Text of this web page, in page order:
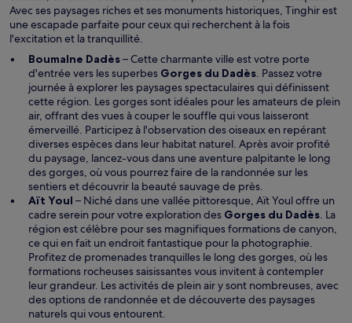
l
l
e
n
ê
t
r
e
Avec ses paysages riches et ses monuments historiques, Tinghir est
une escapade parfaite pour ceux qui recherchent à la fois
l'excitation et la tranquillité.
Boumalne Dadès– Cette charmante ville est votre porte
d'entrée vers les superbes Gorges du DadèsS
’
o
u
v
r
e
d
a
n
s
u
n
e
n
o
u
. Passez votre
journée à explorer les paysages spectaculaires qui définissent
cette région. Les gorges sont idéales pour les amateurs de plein
air, offrant des vues à couper le souffle qui vous laisseront
émerveillé. Participez à l'observation des oiseaux en repérant
diverses espèces dans leur habitat naturel. Après avoir profité
du paysage, lancez-vous dans une aventure palpitante le long
des gorges, où vous pourrez faire de la randonnée sur les
sentiers et découvrir la beauté sauvage de près.
Aït Youl – Niché dans une vallée pittoresque, Aït Youl offre un
cadre serein pour votre exploration des Gorges du DadèsS
’
u
v
r
. La
région est célèbre pour ses magnifiques formations de canyon,
ce qui en fait un endroit fantastique pour la photographie.
Profitez de promenades tranquilles le long des gorges, où les
formations rocheuses saisissantes vous invitent à contempler
leur grandeur. Les activités de plein air y sont nombreuses, avec
des options de randonnée et de découverte des paysages
naturels qui vous entourent.